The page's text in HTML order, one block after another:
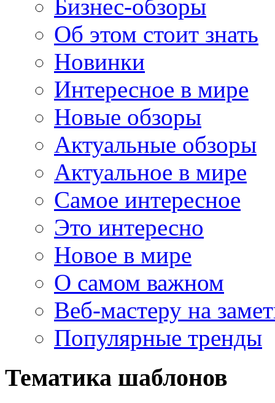
Бизнес-обзоры
Об этом стоит знать
Новинки
Интересное в мире
Новые обзоры
Актуальные обзоры
Актуальное в мире
Самое интересное
Это интересно
Новое в мире
О самом важном
Веб-мастеру на
Популярные тренды
Тематика шаблонов